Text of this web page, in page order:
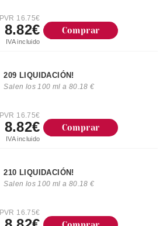
PVR 16.75€
8.82€
IVA incluido
Comprar
209 LIQUIDACIÓN!
Salen los 100 ml a 80.18 €
PVR 16.75€
8.82€
IVA incluido
Comprar
210 LIQUIDACIÓN!
Salen los 100 ml a 80.18 €
PVR 16.75€